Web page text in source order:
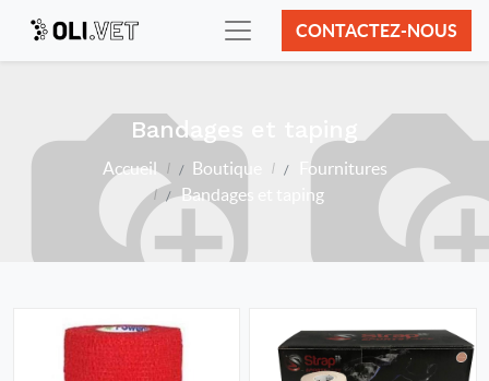
CONTACTEZ-NOUS
Bandages et taping
Accueil Boutique
Fournitures
Bandages et taping